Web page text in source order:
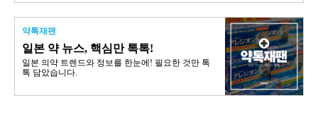
약톡재팬
일본 약 뉴스, 핵심만 톡톡!
일본 의약 트렌드와 정보를 한눈에! 필요한 것만 톡
톡 담았습니다.